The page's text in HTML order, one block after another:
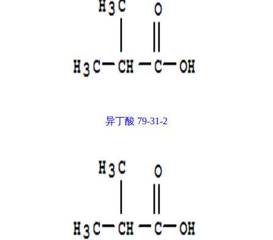
异丁酸 79-31-2